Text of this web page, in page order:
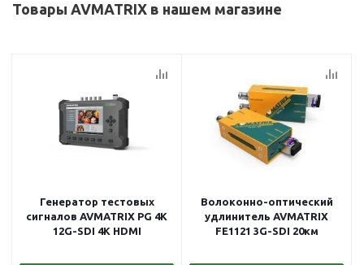
Товары AVMATRIX в нашем магазине
Генератор тестовых
сигналов AVMATRIX PG 4K
12G-SDI 4K HDMI
Волоконно-оптический
удлинитель AVMATRIX
FE1121 3G-SDI 20км